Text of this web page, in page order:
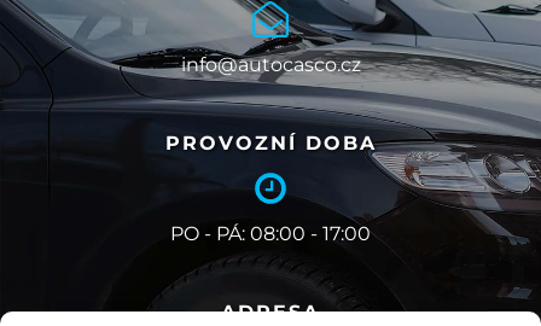
info@autocasco.cz
PROVOZNÍ DOBA
PO - PÁ: 08:00 - 17:00
ADRESA